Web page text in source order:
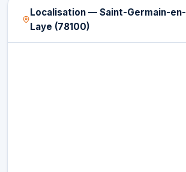
Localisation — Saint-Germain-en-
Laye (78100)